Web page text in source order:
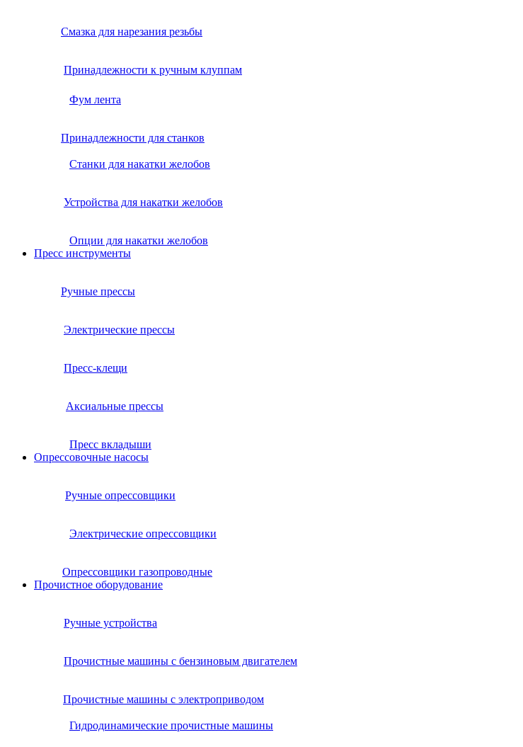
Смазка для нарезания резьбы
Принадлежности к ручным клуппам
Фум лента
Принадлежности для станков
Станки для накатки желобов
Устройства для накатки желобов
Опции для накатки желобов
Пресс инструменты
Ручные прессы
Электрические прессы
Пресс-клещи
Аксиальные прессы
Пресс вкладыши
Опрессовочные насосы
Ручные опрессовщики
Электрические опрессовщики
Опрессовщики газопроводные
Прочистное оборудование
Ручные устройства
Прочистные машины с бензиновым двигателем
Прочистные машины с электроприводом
Гидродинамические прочистные машины